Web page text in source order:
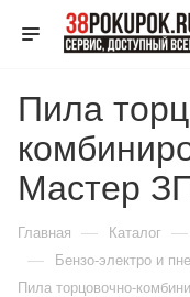
Пила
Мастер
Главная — Каталог —
— Бензо-электро и
Пила торцовочно-